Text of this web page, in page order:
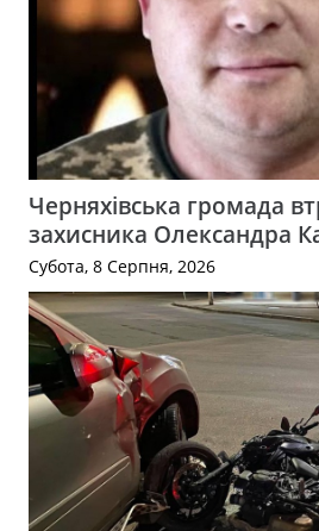
Черняхівська громада
захисника Олександра
Субота, 8 Серпня, 2026